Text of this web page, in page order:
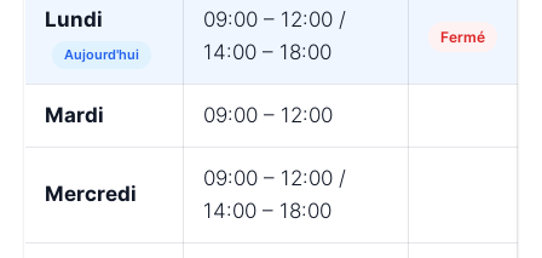
Lundi
Aujourd'hui
09:00 – 12:00 /
14:00 – 18:00
Fermé
Mardi 09:00 – 12:00
Mercredi
09:00 – 12:00 /
14:00 – 18:00